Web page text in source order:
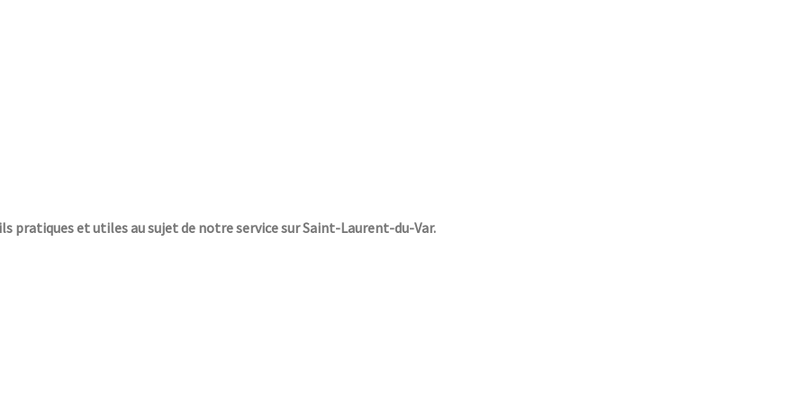
pratiques et utiles au sujet de notre service sur Saint-Laurent-du-Var.